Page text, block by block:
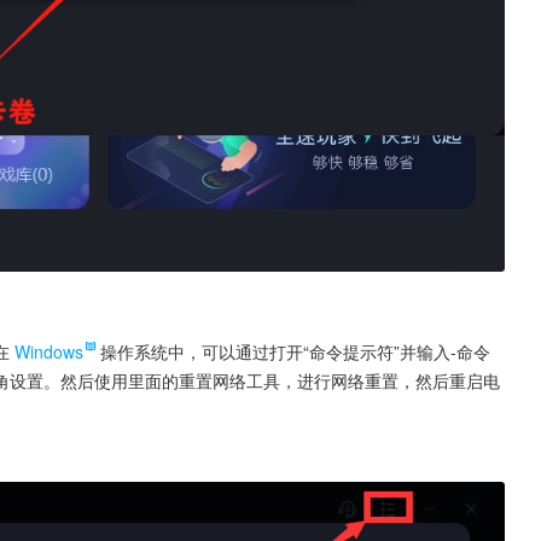
Windows
操作系统中，可以通过打开“命令提示符”并输入-命令
置。然后使用里面的重置网络工具，进行网络重置，然后重启电